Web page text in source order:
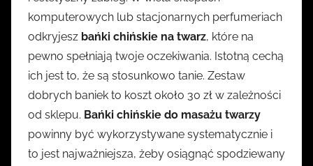
komputerowych lub stacjonarnych perfumeriach
odkryjesz bańki chińskie na twarz, które na
pewno spełniają twoje oczekiwania. Istotną cechą
ich jest to, że są stosunkowo tanie. Zestaw
dobrych baniek to koszt około 30 zł w zależności
od sklepu. Bańki chińskie do masażu twarzy
powinny być wykorzystywane systematycznie i
to jest najważniejsza, żeby osiągnąć spodziewany